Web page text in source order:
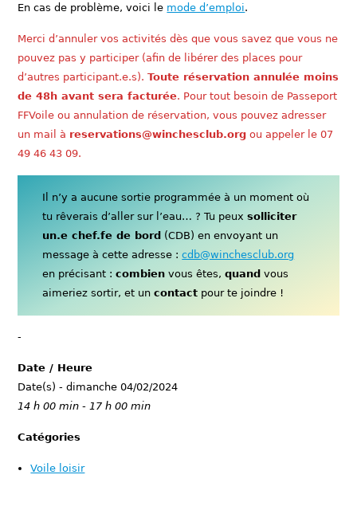
En cas de problème, voici le mode d’emploi.
Merci d’annuler vos activités dès que vous savez que vous ne
pouvez pas y participer (afin de libérer des places pour
d’autres participant.e.s).Toute réservation annulée moins
de 48h avant sera facturée. Pour tout besoin de Passeport
FFVoile ou annulation de réservation, vous pouvez adresser
un mail à reservations@winchesclub.org ou appeler le 07
49 46 43 09.
Il n’y a aucune sortie programmée à un moment où
tu rêverais d’aller sur l’eau… ? Tu peuxsolliciter
un.e chef.fe de bord (CDB) en envoyant un
message à cette adresse :cdb@winchesclub.org
en précisant :combien vous êtes,quand vous
aimeriez sortir, et uncontact pour te joindre !
-
Date / Heure
Date(s) - dimanche 04/02/2024
14 h 00 min - 17 h 00 min
Catégories
Voile loisir